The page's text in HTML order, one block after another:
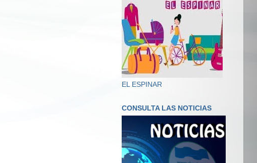
EL ESPINAR
CONSULTA LAS NOTICIAS